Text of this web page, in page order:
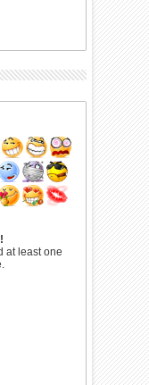
at least one